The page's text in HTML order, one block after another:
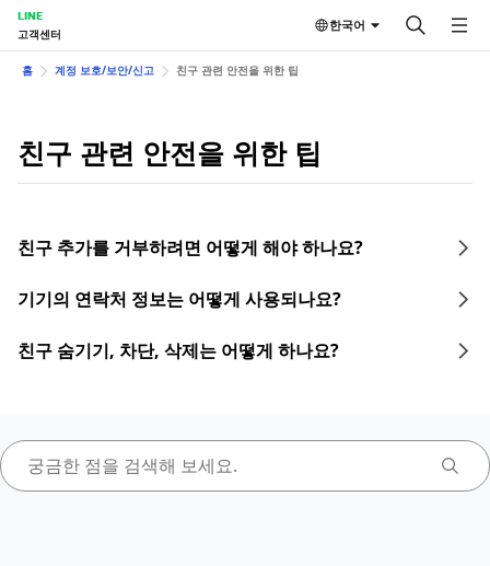
LINE
고객센터
한국어
홈 계정 보호/보안/신고 친구 관련 안전을 위한 팁
친구 관련 안전을 위한 팁
친구 추가를 거부하려면 어떻게 해야 하나요?
기기의 연락처 정보는 어떻게 사용되나요?
친구 숨기기, 차단, 삭제는 어떻게 하나요?